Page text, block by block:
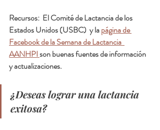
Recursos:  El Comité de Lactancia de los
Estados Unidos (USBC)  y la página de
Facebook de la Semana de Lactancia
AANHPI son buenas fuentes de información
y actualizaciones.
¿Deseas lograr una lactancia
exitosa?